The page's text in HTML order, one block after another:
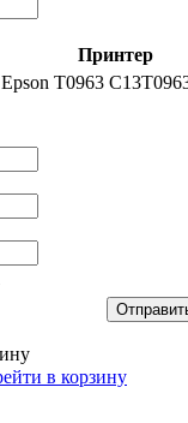
Принтер
Epson T0963
в корзину